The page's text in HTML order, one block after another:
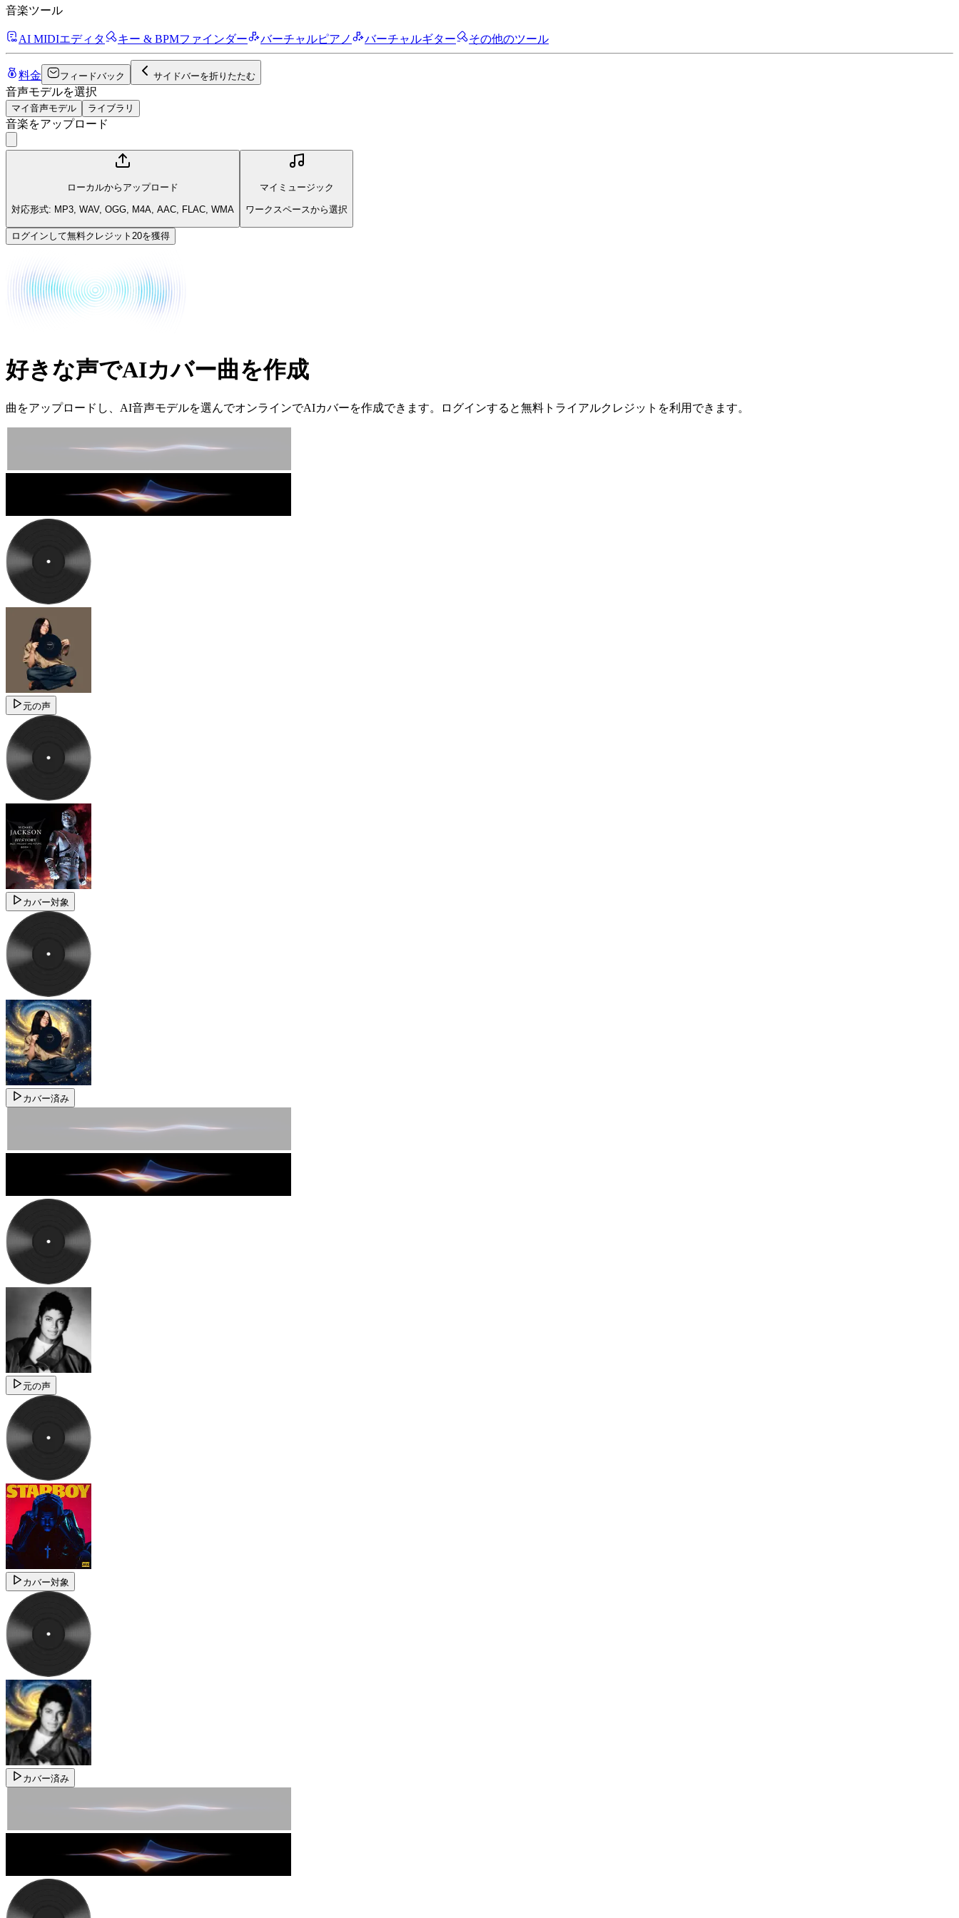
音楽ツール
AI MIDIエディタ キー & BPMファインダー バーチャルピアノ バーチャルギター その他のツール
料金 フィードバック サイドバーを折りたたむ
音声モデルを選択
マイ音声モデル ライブラリ
音楽をアップロード
ローカルからアップロード
対応形式: MP3, WAV, OGG, M4A, AAC, FLAC, WMA
マイミュージック
ワークスペースから選択
ログインして無料クレジット20を獲得
好きな声でAIカバー曲を作成
曲をアップロードし、AI音声モデルを選んでオンラインでAIカバーを作成できます。ログインすると無料トライアルクレジットを利用できます。
元の声
カバー対象
カバー済み
元の声
カバー対象
カバー済み